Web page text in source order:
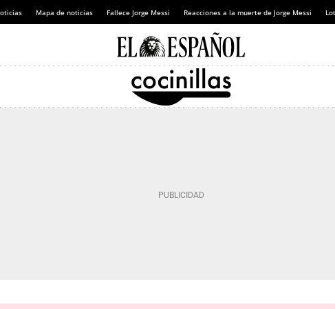
Mapa de noticias Fallece Jorge Messi Reacciones a la muerte de Jorge Messi